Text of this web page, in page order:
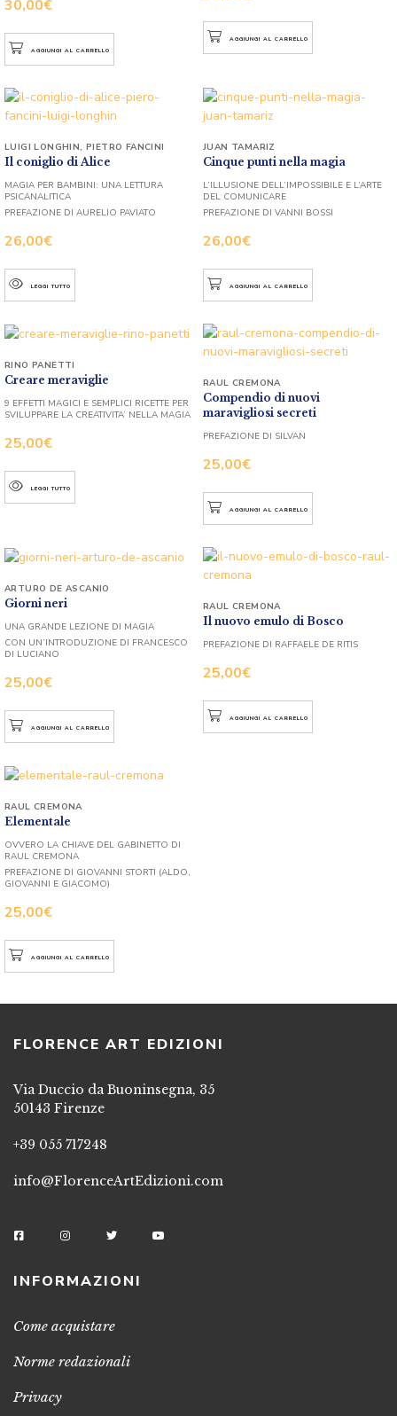
30,00€
AGGIUNGI AL CARRELLO
AGGIUNGI AL CARRELLO
Il coniglio di Alice
26,00€
LUIGI LONGHIN,PIETRO FANCINI
MAGIA PER BAMBINI: UNA LETTURA
PSICANALITICA
PREFAZIONE DI AURELIO PAVIATO
LEGGI TUTTO
Cinque punti nella magia
26,00€
JUAN TAMARIZ
L’ILLUSIONE DELL’IMPOSSIBILE E L’ARTE
DEL COMUNICARE
PREFAZIONE DI VANNI BOSSI
AGGIUNGI AL CARRELLO
Creare meraviglie
25,00€
RINO PANETTI
9 EFFETTI MAGICI E SEMPLICI RICETTE PER
SVILUPPARE LA CREATIVITA’ NELLA MAGIA
LEGGI TUTTO
Compendio di nuovi
maravigliosi secreti
25,00€
RAUL CREMONA
PREFAZIONE DI SILVAN
AGGIUNGI AL CARRELLO
Giorni neri
25,00€
ARTURO DE ASCANIO
UNA GRANDE LEZIONE DI MAGIA
CON UN’INTRODUZIONE DI FRANCESCO
DI LUCIANO
AGGIUNGI AL CARRELLO
Il nuovo emulo di Bosco
25,00€
RAUL CREMONA
PREFAZIONE DI RAFFAELE DE RITIS
AGGIUNGI AL CARRELLO
Elementale
25,00€
RAUL CREMONA
OVVERO LA CHIAVE DEL GABINETTO DI
RAUL CREMONA
PREFAZIONE DI GIOVANNI STORTI (ALDO,
GIOVANNI E GIACOMO)
AGGIUNGI AL CARRELLO
FLORENCE ART EDIZIONI
Via Duccio da Buoninsegna, 35
50143 Firenze
+39 055 717248
info@FlorenceArtEdizioni.com
INFORMAZIONI
Come acquistare
Norme redazionali
Privacy